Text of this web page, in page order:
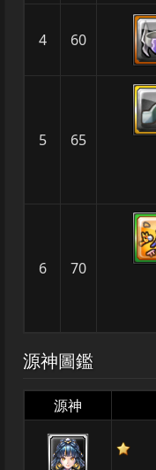
4 60
5 65
6 70
源神圖鑑
源神